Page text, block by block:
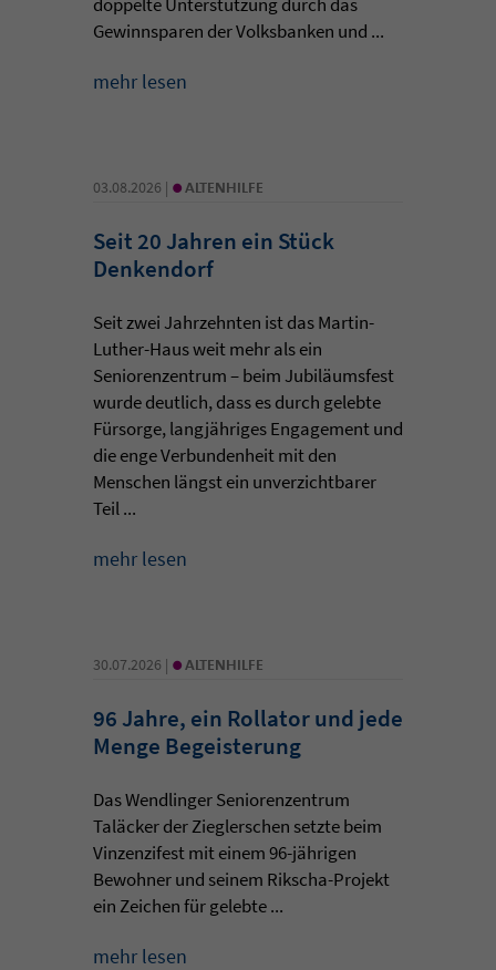
Gewinnsparen der Volksbanken und ...
mehr lesen
03.08.2026 | • ALTENHILFE
Seit 20 Jahren ein Stück
Denkendorf
Seit zwei Jahrzehnten ist das Martin-
Luther-Haus weit mehr als ein
Seniorenzentrum – beim Jubiläumsfest
wurde deutlich, dass es durch gelebte
Fürsorge, langjähriges Engagement und
die enge Verbundenheit mit den
Menschen längst ein unverzichtbarer
Teil ...
mehr lesen
30.07.2026 | • ALTENHILFE
96 Jahre, ein Rollator und jede
Menge Begeisterung
Das Wendlinger Seniorenzentrum
Taläcker der Zieglerschen setzte beim
Vinzenzifest mit einem 96-jährigen
Bewohner und seinem Rikscha-Projekt
ein Zeichen für gelebte ...
mehr lesen